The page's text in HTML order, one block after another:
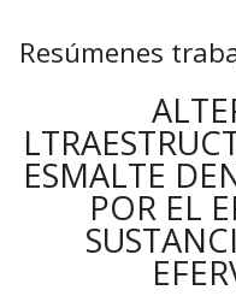
Resúmenes
ESMALTE
POR EL